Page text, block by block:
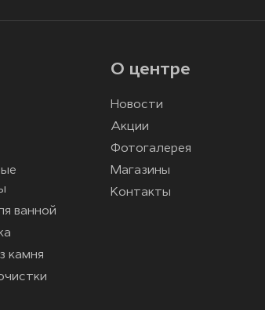
ванной
камня
О центре
Новости
Акции
Фотогалерея
Магазины
Контакты